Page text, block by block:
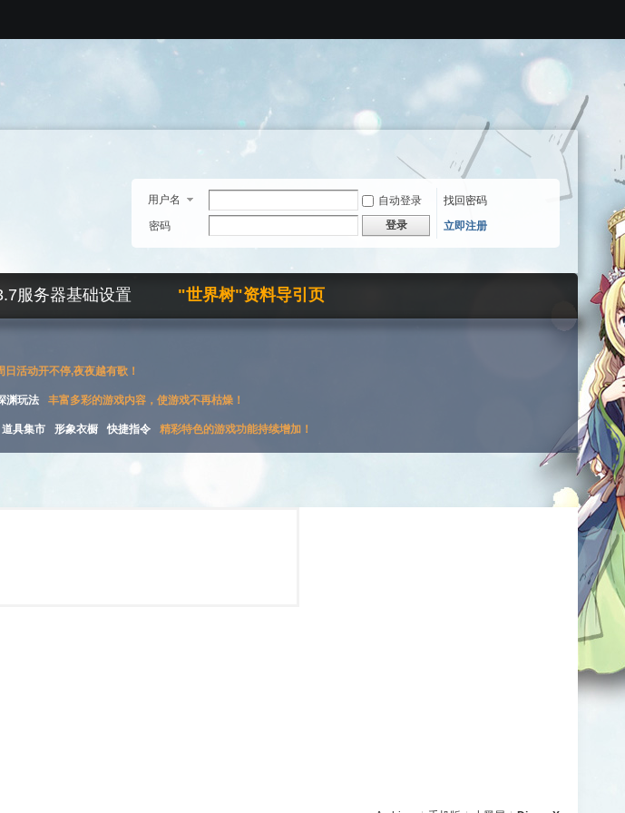
用户名 自动登录
找回密码
密码
登录 立即注册
服务器基础设置 "世界树"资料导引页
日活动开不停,夜夜越有歌！
渊玩法 丰富多彩的游戏内容，使游戏不再枯燥！
道具集市 形象衣橱 快捷指令 精彩特色的游戏功能持续增加！